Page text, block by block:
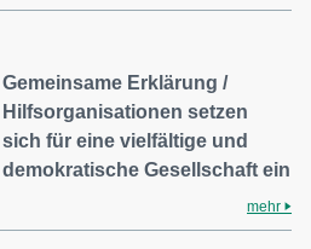
Gemeinsame Erklärung /
Hilfsorganisationen setzen
sich für eine vielfältige und
demokratische Gesellschaft ein
mehr